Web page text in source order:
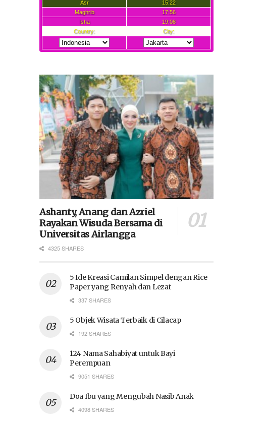
Ashanty, Anang dan Azriel
Rayakan Wisuda Bersama di
Universitas Airlangga
4325 SHARES
5 Ide Kreasi Camilan Simpel dengan Rice
Paper yang Renyah dan Lezat
337 SHARES
5 Objek Wisata Terbaik di Cilacap
192 SHARES
124 Nama Sahabiyat untuk Bayi
Perempuan
9051 SHARES
Doa Ibu yang Mengubah Nasib Anak
4098 SHARES